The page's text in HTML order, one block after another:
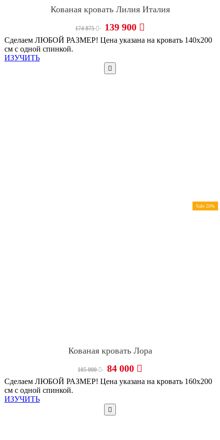
Кованая кровать Лилия Италия
174 875 139 900
Сделаем ЛЮБОЙ РАЗМЕР! Цена указана на кровать 140х200
см с одной спинкой.
ИЗУЧИТЬ
Sale 20%
Кованая кровать Лора
105 000 84 000
Сделаем ЛЮБОЙ РАЗМЕР! Цена указана на кровать 160х200
см с одной спинкой.
ИЗУЧИТЬ